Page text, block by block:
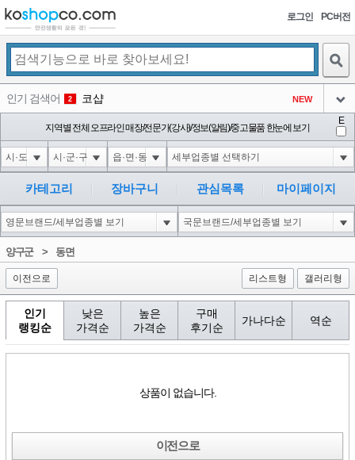
로그인 PC버전
인기 검색어 2 코샵 NEW
3 익스
아이콘
4 미끄럼방지
아이콘
5 대성설렁탕
아이콘
-16
6 1-1 waitfor delay '0:0:15' --
아이콘
0
1
지역별 전체 오프라인 매장/전문가(강사)/정보(알림)/중고물품 한눈에 보기
E
카테고리 장바구니 관심목록 마이페이지
양구군> 동면
이전으로 리스트형 갤러리형
인기
랭킹순
낮은
가격순
높은
가격순
구매
후기순
가나다순 역순
상품이 없습니다.
이전으로